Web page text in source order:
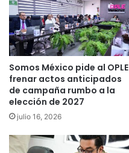
Somos México pide al OPLE
frenar actos anticipados
de campaña rumbo a la
elección de 2027
julio 16, 2026